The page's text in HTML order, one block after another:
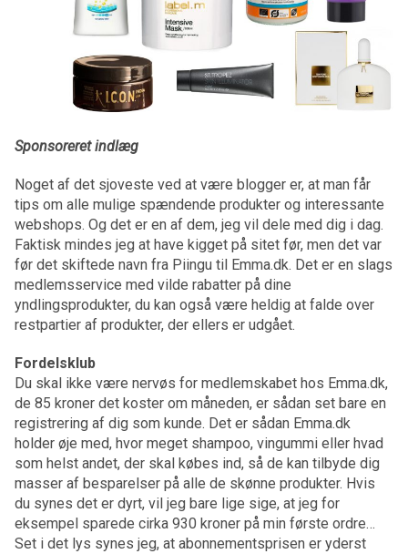
Sponsoreret indlæg
Noget af det sjoveste ved at være blogger er, at man får
tips om alle mulige spændende produkter og interessante
webshops. Og det er en af dem, jeg vil dele med dig i dag.
Faktisk mindes jeg at have kigget på sitet før, men det var
før det skiftede navn fra Piingu til Emma.dk. Det er en slags
medlemsservice med vilde rabatter på dine
yndlingsprodukter, du kan også være heldig at falde over
restpartier af produkter, der ellers er udgået.
Fordelsklub
Du skal ikke være nervøs for medlemskabet hos Emma.dk,
de 85 kroner det koster om måneden, er sådan set bare en
registrering af dig som kunde. Det er sådan Emma.dk
holder øje med, hvor meget shampoo, vingummi eller hvad
som helst andet, der skal købes ind, så de kan tilbyde dig
masser af besparelser på alle de skønne produkter. Hvis
du synes det er dyrt, vil jeg bare lige sige, at jeg for
eksempel sparede cirka 930 kroner på min første ordre…
Set i det lys synes jeg, at abonnementsprisen er yderst